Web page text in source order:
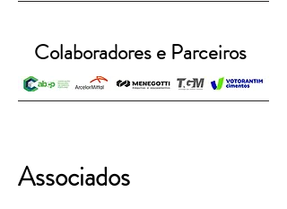
Colaboradores e Parceiros
Associados